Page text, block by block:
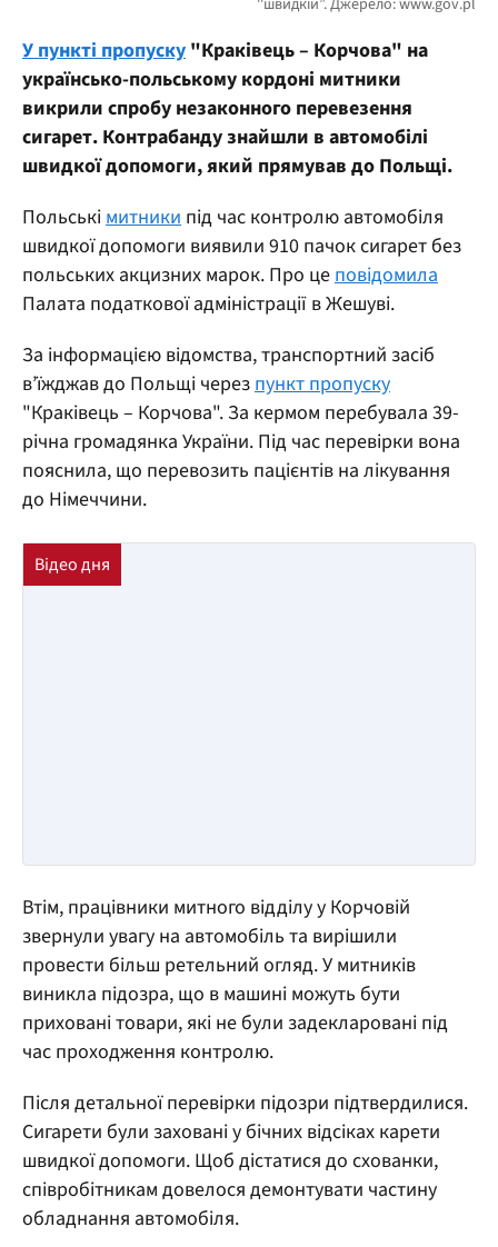
У пункті пропуску "Краківець – Корчова" на
українсько-польському кордоні митники
викрили спробу незаконного перевезення
сигарет. Контрабанду знайшли в автомобілі
швидкої допомоги, який прямував до Польщі.
Польські митники під час контролю автомобіля
швидкої допомоги виявили 910 пачок сигарет без
польських акцизних марок. Про це повідомила
Палата податкової адміністрації в Жешуві.
За інформацією відомства, транспортний засіб
в’їжджав до Польщі через пункт пропуску
"Краківець – Корчова". За кермом перебувала 39-
річна громадянка України. Під час перевірки вона
пояснила, що перевозить пацієнтів на лікування
до Німеччини.
Втім, працівники митного відділу у Корчовій
звернули увагу на автомобіль та вирішили
провести більш ретельний огляд. У митників
виникла підозра, що в машині можуть бути
приховані товари, які не були задекларовані під
час проходження контролю.
Після детальної перевірки підозри підтвердилися.
Сигарети були заховані у бічних відсіках карети
швидкої допомоги. Щоб дістатися до схованки,
співробітникам довелося демонтувати частину
обладнання автомобіля.